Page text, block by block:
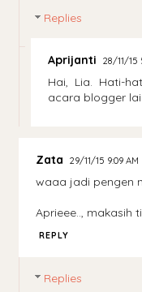
Replies
Aprijanti 28/11/15
Hai, Lia. Hati-
acara blogger
Zata 29/11/15 9:09 AM
waaa jadi pengen
Aprieee.., makasih
REPLY
Replies